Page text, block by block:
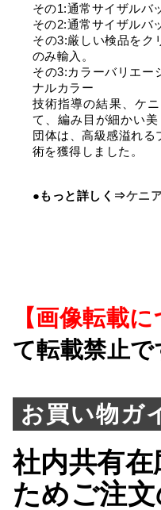
その1:通常サイザルバ
その2:通常サイザルバ
その3:厳しい検品をク
のみ輸入。
その3:カラーバリエー
ナルカラー
技術指導の結果、ケ
て、編み目が細かい
団体は、高級感溢れ
術を獲得しました。
●もっと詳しく⇒ケニ
【画像転載に
て転載禁止で
お買い
社内共有
ためご注